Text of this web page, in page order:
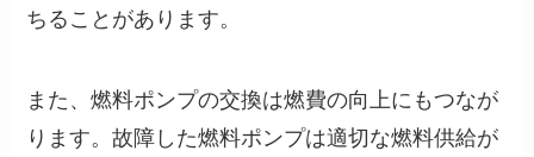
ちることがあります。
また、燃料ポンプの交換は燃費の向上にもつなが
ります。故障した燃料ポンプは適切な燃料供給が